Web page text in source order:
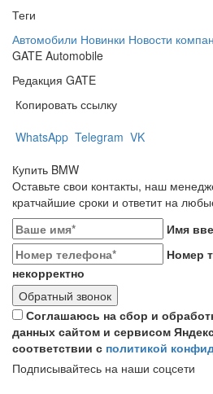
Теги
Автомобили Новинки Новости
GATE Automobile
Редакция GATE
Копировать ссылку
WhatsApp Telegram VK
Купить BMW
Оставьте свои контакты, наш
кратчайшие сроки и ответит на
Имя
Номер
некорректно
Обратный звонок
Соглашаюсь на сбор и
данных сайтом и сервисом
соответствии с политикой
Подписывайтесь на наши соцсети